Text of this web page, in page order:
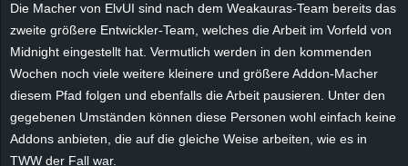
Die Macher von ElvUI sind nach dem Weakauras-Team bereits das
zweite größere Entwickler-Team, welches die Arbeit im Vorfeld von
Midnight eingestellt hat. Vermutlich werden in den kommenden
Wochen noch viele weitere kleinere und größereAddon-Macher
diesem Pfad folgen und ebenfalls die Arbeit pausieren. Unter den
gegebenen Umständen können diese Personen wohl einfach keine
Addons anbieten, die auf die gleiche Weise arbeiten, wie es in
TWW der Fall war.